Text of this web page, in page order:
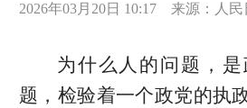
2026年03月20日 10:17 来源：人民
为什么人的问题，
题，检验着一个政党的执